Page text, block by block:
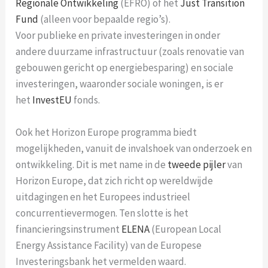
Regionale Ontwikkeling(EFRO) of het Just Transition
Fund (alleen voor bepaalde regio’s).
Voor publieke en private investeringen in onder
andere duurzame infrastructuur (zoals renovatie van
gebouwen gericht op energiebesparing) en sociale
investeringen, waaronder sociale woningen, is er
het InvestEU fonds.
Ook het Horizon Europe programma biedt
mogelijkheden, vanuit de invalshoek van onderzoek en
ontwikkeling. Dit is met name in de tweede pijlervan
Horizon Europe, dat zich richt op wereldwijde
uitdagingen en het Europees industrieel
concurrentievermogen. Ten slotte is het
financieringsinstrument ELENA(European Local
Energy Assistance Facility) van de Europese
Investeringsbank het vermelden waard.